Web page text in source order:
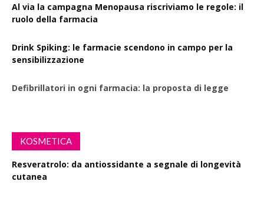
Al via la campagna Menopausa riscriviamo le regole: il
ruolo della farmacia
Drink Spiking: le farmacie scendono in campo per la
sensibilizzazione
Defibrillatori in ogni farmacia: la proposta di legge
KOSMETICA
Resveratrolo: da antiossidante a segnale di longevità
cutanea